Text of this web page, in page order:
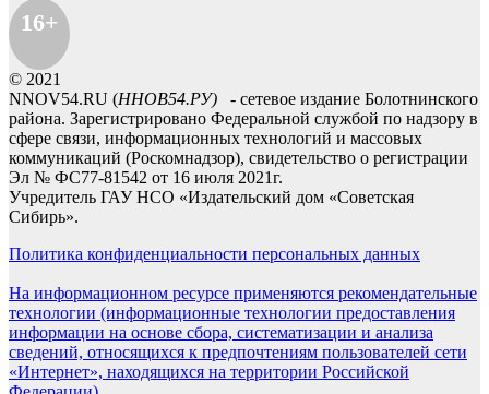
16+
© 2021
NNOV54.RU (ННОВ54.РУ) - сетевое издание Болотнинского
района. Зарегистрировано Федеральной службой по надзору в
сфере связи, информационных технологий и массовых
коммуникаций (Роскомнадзор), свидетельство о регистрации
Эл № ФС77-81542 от 16 июля 2021г.
Учредитель ГАУ НСО «Издательский дом «Советская
Сибирь».
Политика конфиденциальности персональных данных
На информационном ресурсе применяются рекомендательные
технологии (информационные технологии предоставления
информации на основе сбора, систематизации и анализа
сведений, относящихся к предпочтениям пользователей сети
«Интернет», находящихся на территории Российской